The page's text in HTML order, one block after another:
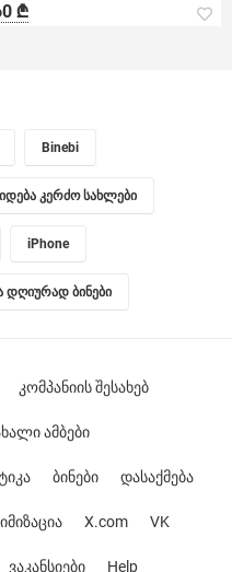
₾
Binebi
კერძო სახლები
iPhone
დღიურად ბინები
კომპანიის შესახებ
ამბები
ბინები დასაქმება
X.com VK
ვაკანსიები Help